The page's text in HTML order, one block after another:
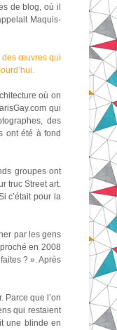
de blog, où il
Maquis-
des œuvres qui
où on
qui
des
ont été à fond
groupes ont
truc Street art.
c’était pour la
par les gens
en 2008
? ». Après
Parce que l’on
qui restaient
une blinde en